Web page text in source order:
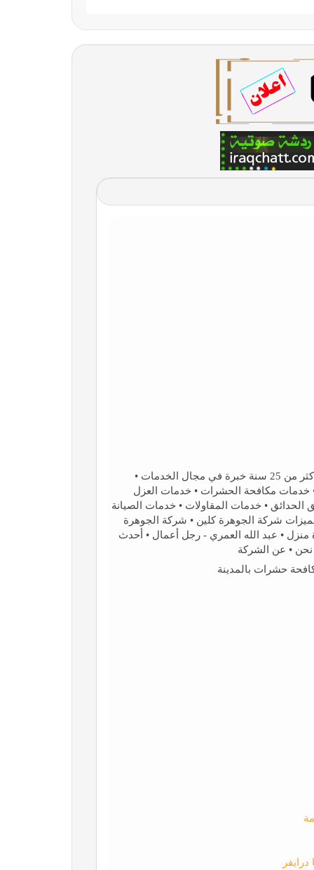
خدمات الشركة • الخدمات المنزلية • خدماتنا • أكثر من 25 سنة خبرة في مجال الخدمات •
خدمات مكافحة الحشرات • خدمات العزل
• خدمات المقاولات • خدمات الصيانة
شركة الجوهرة كلين • شركة الجوهرة
منزل • عبد الله العمري - رجل أعمال • أحدث
• عن الشركة
حشرات بالمدينة